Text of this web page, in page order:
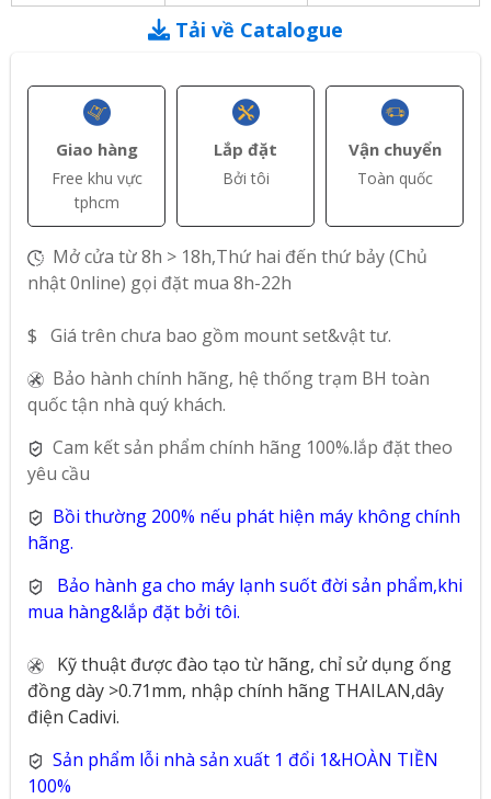
Tải về Catalogue
Giao hàng
Free khu vực
tphcm
Lắp đặt
Bởi tôi
Vận chuyển
Toàn quốc
Mở cửa từ 8h > 18h,Thứ hai đến thứ bảy (Chủ
nhật 0nline) gọi đặt mua 8h-22h
$ Giá trên chưa bao gồm mount set&vật tư.
Bảo hành chính hãng, hệ thống trạm BH toàn
quốc tận nhà quý khách.
Cam kết sản phẩm chính hãng 100%.lắp đặt theo
yêu cầu
Bồi thường 200% nếu phát hiện máy không chính
hãng.
Bảo hành ga cho máy lạnh suốt đời sản phẩm,khi
mua hàng&lắp đặt bởi tôi.
Kỹ thuật được đào tạo từ hãng, chỉ sử dụng ống
đồng dày >0.71mm, nhập chính hãng THAILAN,dây
điện Cadivi.
Sản phẩm lỗi nhà sản xuất 1 đổi 1&HOÀN TIỀN
100%